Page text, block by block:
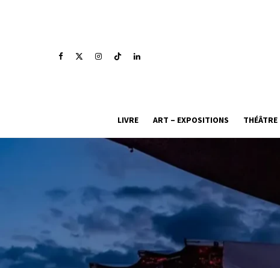
LIVRE ART – EXPOSITIONS THÉÂTRE